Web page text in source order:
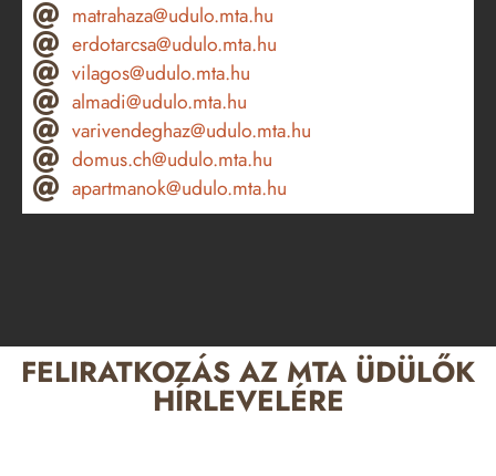
matrahaza@udulo.mta.hu
erdotarcsa@udulo.mta.hu
vilagos@udulo.mta.hu
almadi@udulo.mta.hu
varivendeghaz@udulo.mta.hu
domus.ch@udulo.mta.hu
apartmanok@udulo.mta.hu
FELIRATKOZÁS AZ MTA ÜDÜLŐK
HÍRLEVELÉRE